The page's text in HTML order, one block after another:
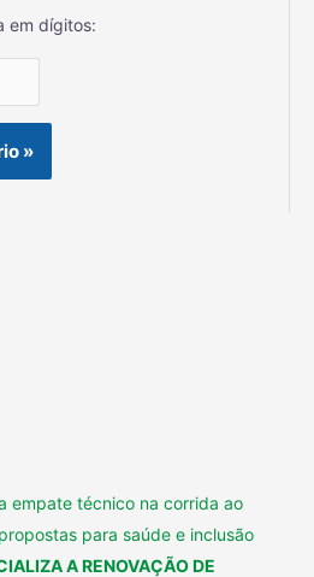
em dígitos:
empate técnico na corrida ao
para saúde e inclusão
A RENOVAÇÃO DE